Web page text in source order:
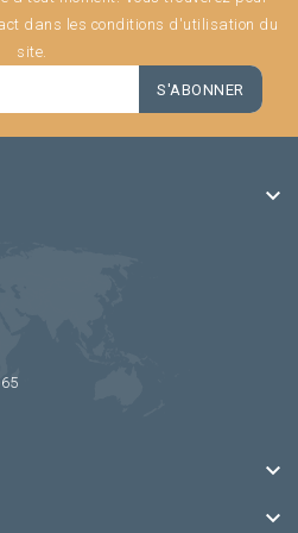
dans les conditions d'utilisation du
site.
keyboard_arrow_down
keyboard_arrow_down
keyboard_arrow_down